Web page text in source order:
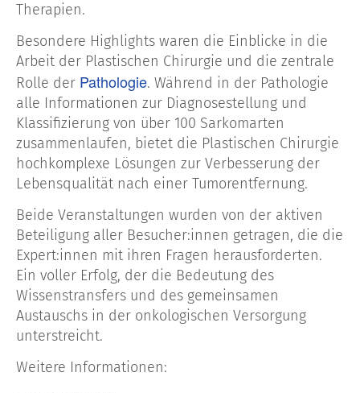
Therapien.
Besondere Highlights waren die Einblicke in die
Arbeit der Plastischen Chirurgie und die zentrale
Rolle der Pathologie. Während in der Pathologie
alle Informationen zur Diagnosestellung und
Klassifizierung von über 100 Sarkomarten
zusammenlaufen, bietet die Plastischen Chirurgie
hochkomplexe Lösungen zur Verbesserung der
Lebensqualität nach einer Tumorentfernung.
Beide Veranstaltungen wurden von der aktiven
Beteiligung aller Besucher:innen getragen, die die
Expert:innen mit ihren Fragen herausforderten.
Ein voller Erfolg, der die Bedeutung des
Wissenstransfers und des gemeinsamen
Austauschs in der onkologischen Versorgung
unterstreicht.
Weitere Informationen: